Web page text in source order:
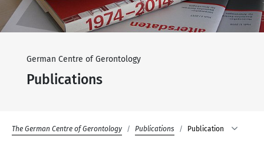
German Centre of Gerontology
Publications
The German Centre of Gerontology Publications Publication